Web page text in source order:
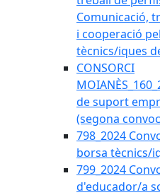
Comunicació,
i cooperació
tècnics/iques
CONSORCI
de suport
(segona
798_2024
borsa tècnics/
799_2024
d'educador/a